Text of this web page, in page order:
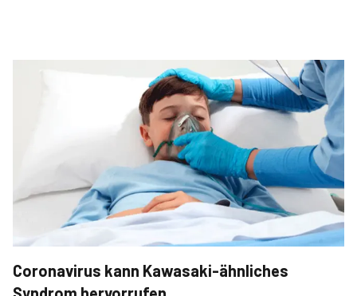
Coronavirus kann Kawasaki-ähnliches